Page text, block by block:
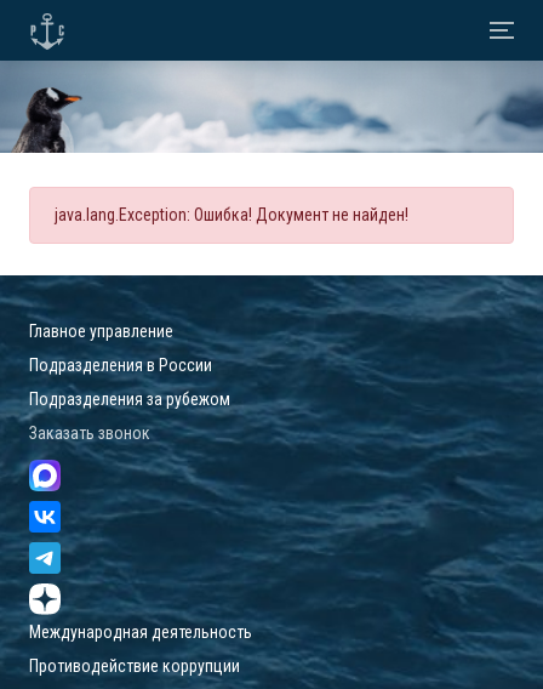
java.lang.Exception: Ошибка! Документ не найден!
Главное управление
Подразделения в России
Подразделения за рубежом
Заказать звонок
Международная деятельность
Противодействие коррупции